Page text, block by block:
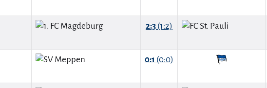
2:3 (1:2)
0:1 (0:0)